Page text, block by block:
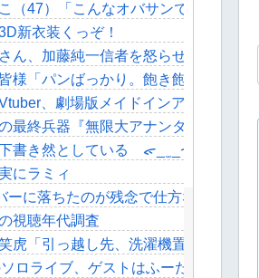
かっただろ」←1万いいね
って聞くわけ」
続けられなくて本当にごめんなさい
フレン監督、エースイブ谷を粛清
回失敗しましたわ」
せない」←これ
おおおおおお
（47）「こんなオバサンでいいの…？
新衣装くっぞ！
ん、加藤純一信者を怒らせてしまっ
様「パンばっかり。飽き飽きしてる」
、劇場版メイドインアビスの主
最終兵器『無限大アナンタ』遂にサ
下書き然としている ᯠ_ ̫ _ᯄ Ⳋ」←『
にラミィ
に落ちたのが残念で仕方ないよ
視聴年代調査
虎「引っ越し先、洗濯機置き場がない
ロライブ、ゲストはふーたんと